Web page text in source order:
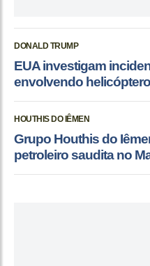
DONALD TRUMP
EUA investigam
envolvendo
HOUTHIS DO IÊMEN
Grupo Houthis do
petroleiro saudita no